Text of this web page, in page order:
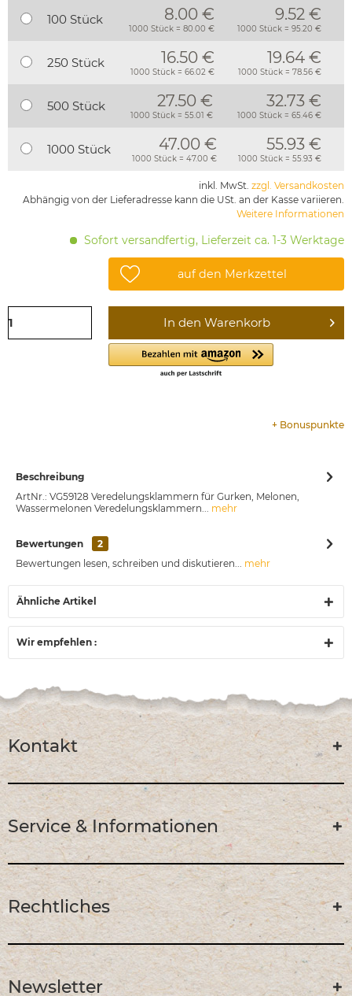
100 Stück 8.00 €
1000 Stück = 80.00 €
9.52 €
1000 Stück = 95.20 €
250 Stück 16.50 €
1000 Stück = 66.02 €
19.64 €
1000 Stück = 78.56 €
500 Stück 27.50 €
1000 Stück = 55.01 €
32.73 €
1000 Stück = 65.46 €
1000 Stück 47.00 €
1000 Stück = 47.00 €
55.93 €
1000 Stück = 55.93 €
inkl. MwSt. zzgl. Versandkosten
Abhängig von der Lieferadresse kann die USt. an der Kasse variieren.
Weitere Informationen
Sofort versandfertig, Lieferzeit ca. 1-3 Werktage
auf den Merkzettel
In den Warenkorb
+ Bonuspunkte
Beschreibung
ArtNr.: VG59128 Veredelungsklammern für Gurken, Melonen,
Wassermelonen Veredelungsklammern... mehr
Bewertungen
2
Bewertungen lesen, schreiben und diskutieren... mehr
Ähnliche Artikel
Wir empfehlen :
Kontakt
Service & Informationen
Rechtliches
Newsletter